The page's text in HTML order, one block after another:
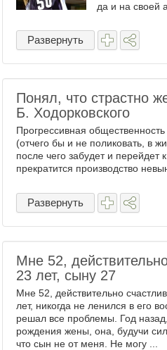
да и на своей
большую
Развернуть
Понял, что страстно
Б. Ходорковского
Прогрессивная
(отчего бы и не поликовать, в
после чего забудет и перейдет
прекратится производство
Развернуть
Мне 52,
23 лет, сыну 27
Мне 52, действительно
лет, никогда не ленился в его
решал все проблемы. Год
рождения жены, она, будучи
что сын не от меня. Не могу ...